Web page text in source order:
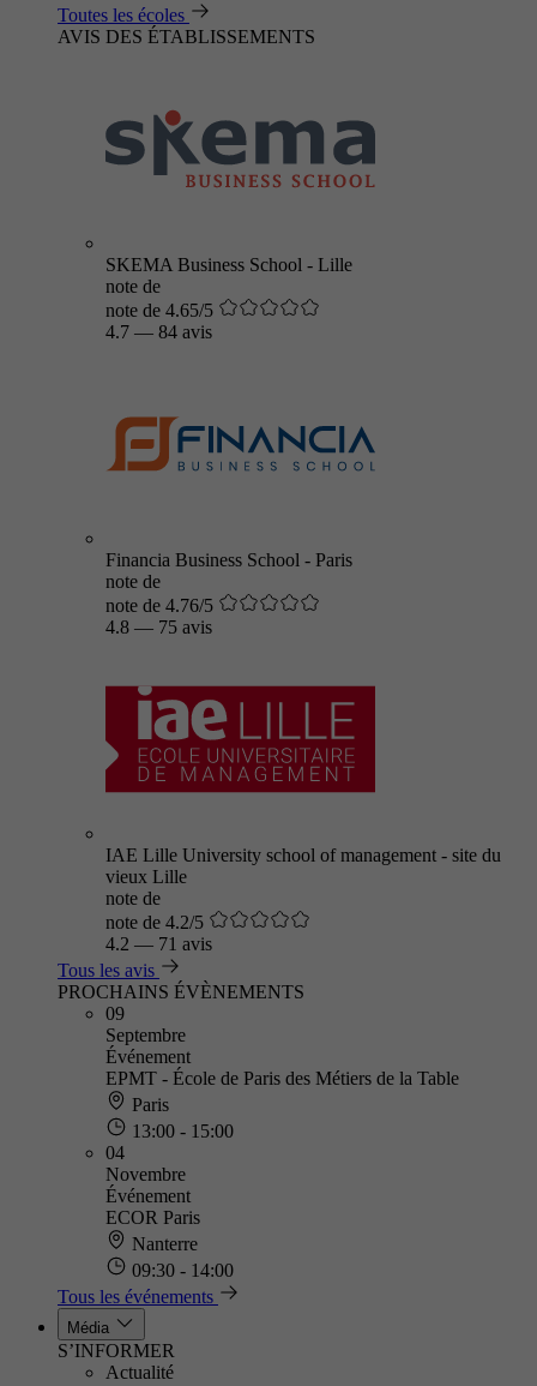
Toutes les écoles
AVIS DES ÉTABLISSEMENTS
SKEMA Business School - Lille
note de
note de 4.65/5
4.7 — 84 avis
Financia Business School - Paris
note de
note de 4.76/5
4.8 — 75 avis
IAE Lille University school of management - site du
vieux Lille
note de
note de 4.2/5
4.2 — 71 avis
Tous les avis
PROCHAINS ÉVÈNEMENTS
09
Septembre
Événement
EPMT - École de Paris des Métiers de la Table
Paris
13:00 - 15:00
04
Novembre
Événement
ECOR Paris
Nanterre
09:30 - 14:00
Tous les événements
Média
S’INFORMER
Actualité